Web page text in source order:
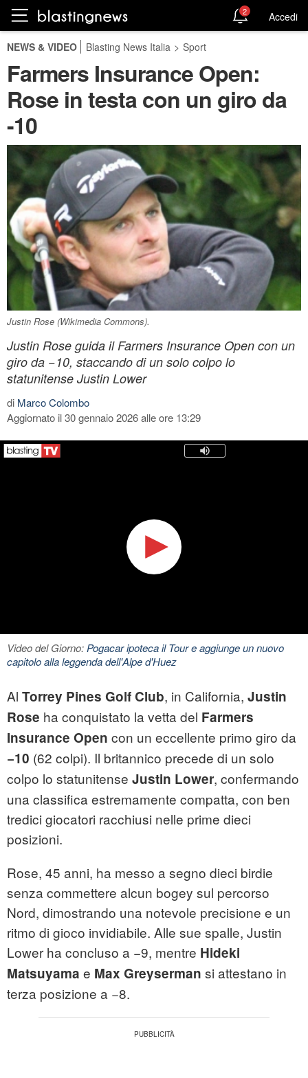
2 Accedi
NEWS & VIDEO Blasting News Italia > Sport
Farmers Insurance Open:
Rose in testa con un giro da
-10
Justin Rose (Wikimedia Commons).
Justin Rose guida il Farmers Insurance Open con un
giro da −10, staccando di un solo colpo lo
statunitense Justin Lower
di Marco Colombo
Aggiornato il 30 gennaio 2026 alle ore 13:29
Video del Giorno:Pogacar ipoteca il Tour e aggiunge un nuovo
capitolo alla leggenda dell'Alpe d'Huez
Al Torrey Pines Golf Club, in California, Justin
Rose ha conquistato la vetta del Farmers
Insurance Open con un eccellente primo giro da
−10 (62 colpi). Il britannico precede di un solo
colpo lo statunitense Justin Lower, confermando
una classifica estremamente compatta, con ben
tredici giocatori racchiusi nelle prime dieci
posizioni.
Rose, 45 anni, ha messo a segno dieci birdie
senza commettere alcun bogey sul percorso
Nord, dimostrando una notevole precisione e un
ritmo di gioco invidiabile. Alle sue spalle, Justin
Lower ha concluso a −9, mentre Hideki
Matsuyama e Max Greyserman si attestano in
terza posizione a −8.